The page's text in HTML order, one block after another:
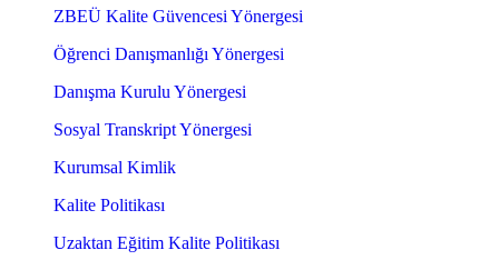
ZBEÜ Kalite Güvencesi Yönergesi
Öğrenci Danışmanlığı Yönergesi
Danışma Kurulu Yönergesi
Sosyal Transkript Yönergesi
Kurumsal Kimlik
Kalite Politikası
Uzaktan Eğitim Kalite Politikası